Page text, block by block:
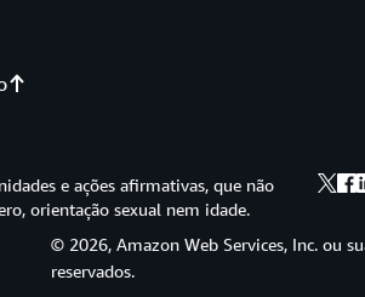
e ações afirmativas, que não
orientação sexual nem idade.
© 2026, Amazon Web Services, Inc. ou
reservados.